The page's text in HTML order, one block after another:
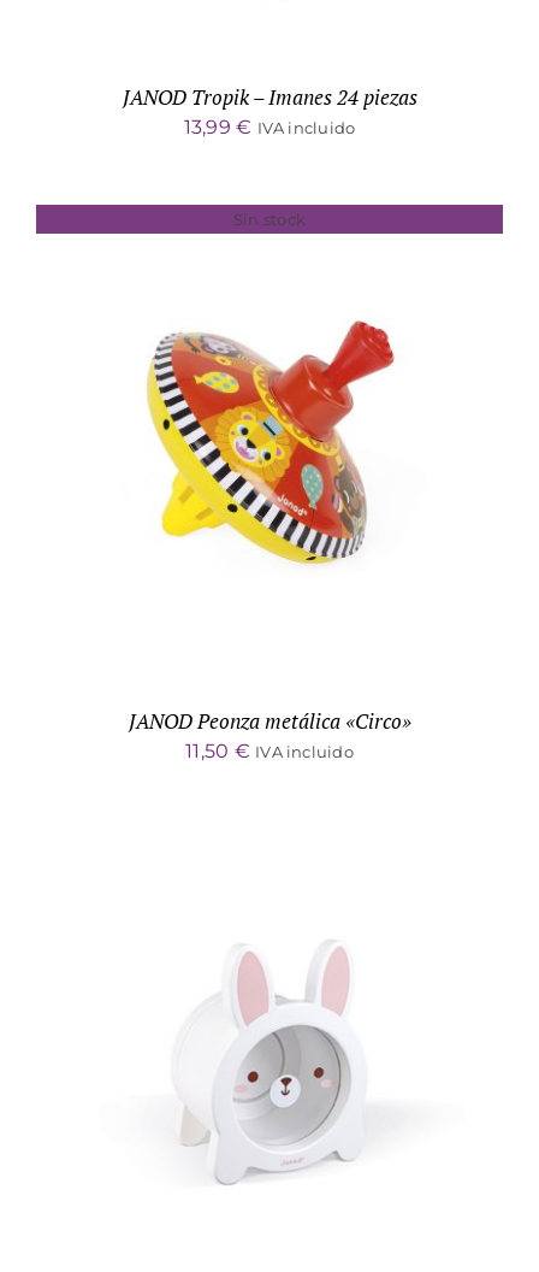
JANOD Tropik – Imanes 24 piezas
13,99€ IVA incluido
Sin stock
DETALLES
JANOD Peonza metálica «Circo»
11,50 € IVA incluido
ADD TO CART / DETALLES